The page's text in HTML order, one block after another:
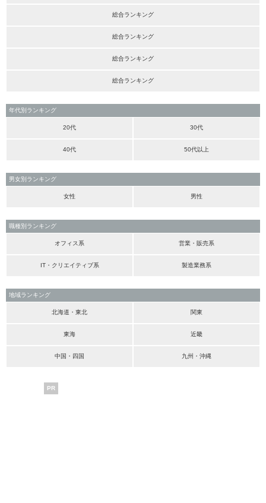
総合ランキング
総合ランキング
総合ランキング
総合ランキング
年代別ランキング
20代 30代
40代 50代以上
男女別ランキング
女性 男性
職種別ランキング
オフィス系 営業・販売系
IT・クリエイティブ系 製造業務系
地域ランキング
北海道・東北 関東
東海 近畿
中国・四国 九州・沖縄
PR